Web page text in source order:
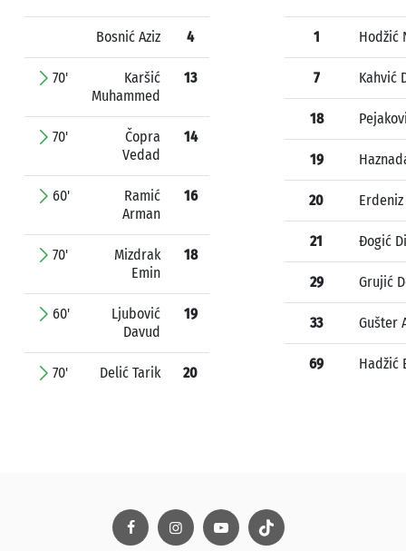
Bosnić Aziz 4
70'
Karšić
Muhammed
13
70'
Čopra
Vedad
14
60'
Ramić
Arman
16
70'
Mizdrak
Emin
18
60'
Ljubović
Davud
19
70' Delić Tarik 20
1 Hodžić
7 Kahvić
18
19
20
21 Đogić
29 Grujić
33 Gušter
69 Hadžić